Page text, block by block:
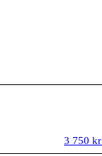
3 750 kr